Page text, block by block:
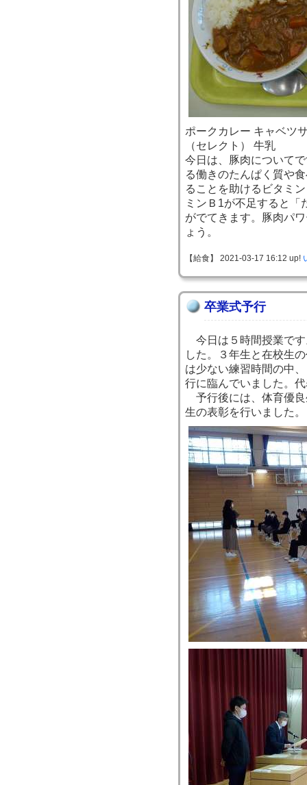
ポークカレー キャベツ
（セレクト） 牛乳
今日は、豚肉について
る働きのたんぱく質や
ることを助けるビタミ
ミンＢ1が不足すると「
がでてきます。豚肉パ
ょう。
【給食】 2021-03-17 16:12 up!
卒業式予行
今日は５時間授業です
した。３年生と在校生
は少ない練習時間の中
行に臨んでいました。
予行後には、体育優良
生の表彰を行いました。